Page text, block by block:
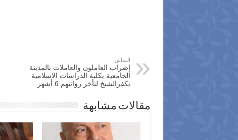
السابق
إضراب العاملون والعاملات بالمدينة
الجامعية بكلية الدراسات الاسلامية
بكفرالشيخ لتأخر رواتبهم 6 أشهر
مقالات مشابهة